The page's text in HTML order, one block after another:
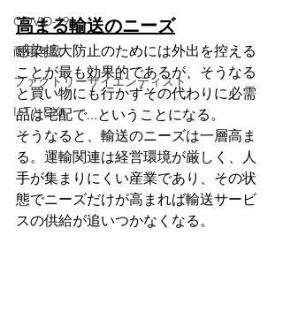
COVID-19
耐用年数
ファクトリーサイエンティスト
IoTとDX
高まる輸送のニーズ
感染拡大防止のためには外出を控える
ことが最も効果的であるが、そうなる
と買い物にも行かずその代わりに必需
品は宅配で...ということになる。
そうなると、輸送のニーズは一層高ま
る。運輸関連は経営環境が厳しく、人
手が集まりにくい産業であり、その状
態でニーズだけが高まれば輸送サービ
スの供給が追いつかなくなる。